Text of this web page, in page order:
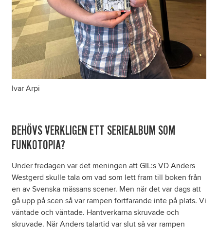
Ivar Arpi
BEHÖVS VERKLIGEN ETT SERIEALBUM SOM
FUNKOTOPIA?
Under fredagen var det meningen att GIL:s VD Anders
Westgerd skulle tala om vad som lett fram till boken från
en av Svenska mässans scener. Men när det var dags att
gå upp på scen så var rampen fortfarande inte på plats. Vi
väntade och väntade. Hantverkarna skruvade och
skruvade. När Anders talartid var slut så var rampen